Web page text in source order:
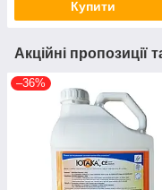
Купити
Акційні пропозиції
–36%